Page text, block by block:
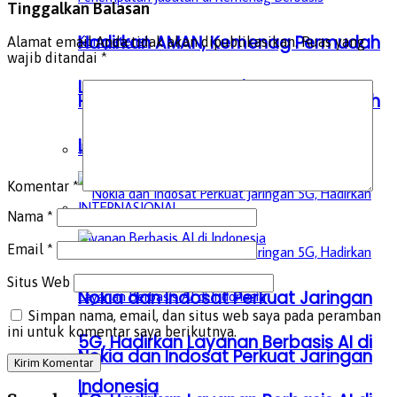
Hadirkan AMAN, Kemenag Permudah
Laporan Dugaan Kekerasan
INTERNASIONAL
Nokia dan Indosat Perkuat Jaringan
5G, Hadirkan Layanan Berbasis AI di
Indonesia
Hadirkan AMAN, Kemenag Permudah
Laporan Dugaan Kekerasan
INTERNASIONAL
Nokia dan Indosat Perkuat Jaringan
Tinggalkan Balasan
Alamat email Anda tidak akan dipublikasikan. Ruas yang
wajib ditandai *
Komentar *
Nama *
Email *
Situs Web
Simpan nama, email, dan situs web saya pada peramban
ini untuk komentar saya berikutnya.